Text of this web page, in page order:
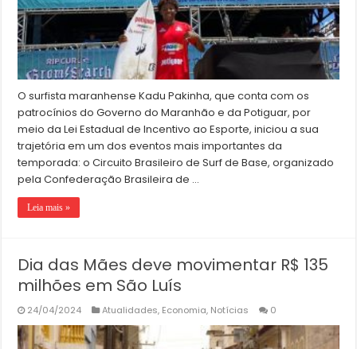
O surfista maranhense Kadu Pakinha, que conta com os
patrocínios do Governo do Maranhão e da Potiguar, por
meio da Lei Estadual de Incentivo ao Esporte, iniciou a sua
trajetória em um dos eventos mais importantes da
temporada: o Circuito Brasileiro de Surf de Base, organizado
pela Confederação Brasileira de …
Leia mais »
Dia das Mães deve movimentar R$ 135
milhões em São Luís
24/04/2024 Atualidades, Economia, Notícias 0